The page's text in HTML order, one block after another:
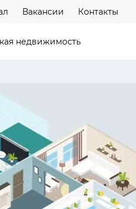
Вакансии Контакты
недвижимость